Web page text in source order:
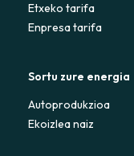
Etxeko tarifa
Enpresa tarifa
Sortu zure energia
Autoprodukzioa
Ekoizlea naiz